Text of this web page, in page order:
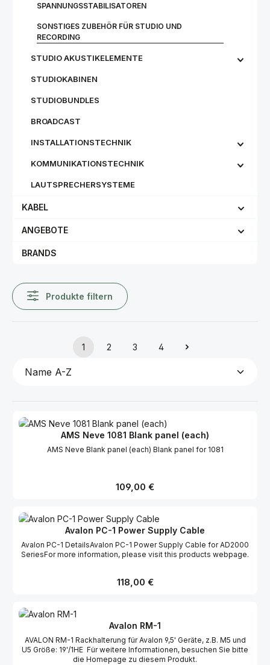
SPANNUNGSSTABILISATOREN
SONSTIGES ZUBEHÖR FÜR STUDIO UND
RECORDING
STUDIO AKUSTIKELEMENTE
STUDIOKABINEN
STUDIOBUNDLES
BROADCAST
INSTALLATIONSTECHNIK
KOMMUNIKATIONSTECHNIK
LAUTSPRECHERSYSTEME
KABEL
ANGEBOTE
BRANDS
Produkte filtern
Seite
1
Seite
2
Seite
3
Seite
4
AMS Neve 1081 Blank panel (each)
AMS Neve Blank panel (each) Blank panel for 1081
Regulärer Preis:
109,00 €
Avalon PC-1 Power Supply Cable
Avalon PC-1 DetailsAvalon PC-1 Power Supply Cable for AD2000
SeriesFor more information, please visit this products webpage.
Regulärer Preis:
118,00 €
Avalon RM-1
AVALON RM-1 Rackhalterung für Avalon 9,5' Geräte, z.B. M5 und
U5 Größe: 19'/1HE Für weitere Informationen, besuchen Sie bitte
die Homepage zu diesem Produkt.